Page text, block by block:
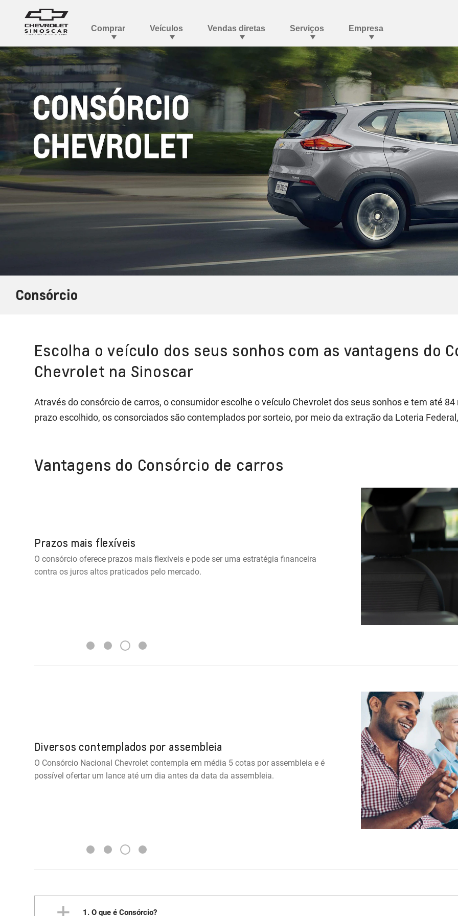
Consórcio
Escolha o veículo dos seus sonhos com as vantagens do
Chevrolet na Sinoscar
Através do consórcio de carros, o consumidor escolhe o veículo Chevrolet dos seus sonhos e tem até
prazo escolhido, os consorciados são contemplados por sorteio, por meio da extração da Loteria
Vantagens do Consórcio de carros
Prazos mais flexíveis
O consórcio oferece prazos mais flexíveis e pode ser uma estratégia financeira
contra os juros altos praticados pelo mercado.
1 2 3 4
Diversos contemplados por assembleia
O Consórcio Nacional Chevrolet contempla em média 5 cotas por assembleia e é
possível ofertar um lance até um dia antes da data da assembleia.
1 2 3 4
1. O que é Consórcio?